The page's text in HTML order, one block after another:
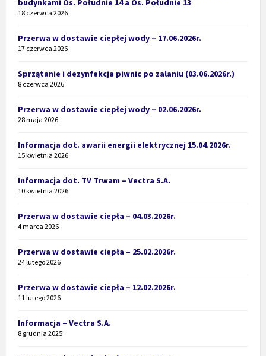
18 czerwca 2026
Przerwa w dostawie ciepłej wody – 17.06.2026r.
17 czerwca 2026
Sprzątanie i dezynfekcja piwnic po zalaniu (03.06.2026r.)
8 czerwca 2026
Przerwa w dostawie ciepłej wody – 02.06.2026r.
28 maja 2026
Informacja dot. awarii energii elektrycznej 15.04.2026r.
15 kwietnia 2026
Informacja dot. TV Trwam – Vectra S.A.
10 kwietnia 2026
Przerwa w dostawie ciepła – 04.03.2026r.
4 marca 2026
Przerwa w dostawie ciepła – 25.02.2026r.
24 lutego 2026
Przerwa w dostawie ciepła – 12.02.2026r.
11 lutego 2026
Informacja – Vectra S.A.
8 grudnia 2025